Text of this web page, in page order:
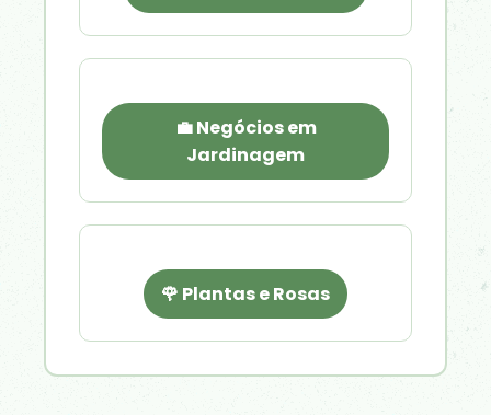
💼 Negócios em
Jardinagem
🌹 Plantas e Rosas